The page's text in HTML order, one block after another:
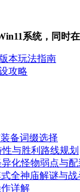
系统，同时
本玩法指南
攻略
备词缀选择
与胜利路线规划
化怪物弱点与
全神庙解谜与战
作详解